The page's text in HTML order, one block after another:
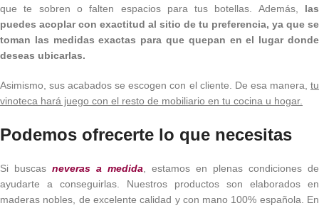
que te sobren o falten espacios para tus botellas. Además, las
puedes acoplar con exactitud al sitio de tu preferencia, ya que se
toman las medidas exactas para que quepan en el lugar donde
deseas ubicarlas.
Asimismo, sus acabados se escogen con el cliente. De esa manera, tu
vinoteca hará juego con el resto de mobiliario en tu cocina u hogar.
Podemos ofrecerte lo que necesitas
Si buscas neveras a medida , estamos en plenas condiciones de
ayudarte a conseguirlas. Nuestros productos son elaborados en
maderas nobles, de excelente calidad y con mano 100% española. En